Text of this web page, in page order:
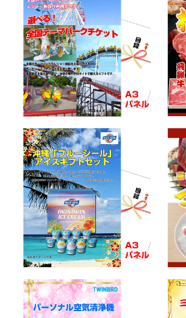
景品パネル&目録でお届けします。